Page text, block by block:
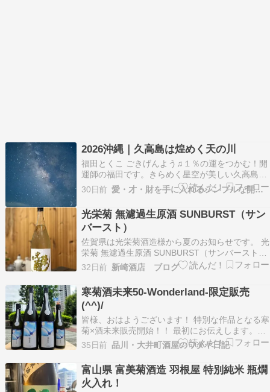
2026沖縄｜久高島は煌めく天の川
福田とくこ ごきげんよう♫１％の運をつかむ！開
運師の福田です。きらめく星空が美しい久高島の
七夕でした 五節句 １月７日 人日（じんじつ）七
草無病息災、邪気祓い七草粥（午前中）にいただ
く ３月３日 人巳（じょうし）桃女性の厄祓い、
女難除けちらし寿司、ハマグリの潮汁 ５月５日
端午…
30日前 愛・才・財を手に入れるシンプルな開運法
光栄菊 無濾過生原酒 SUNBURST（サン
バースト）
佐賀県は光栄菊酒造様から夏のお知らせです。 光
栄菊 無濾過生原酒 SUNBURST（サンバースト）
初年度から光栄菊の夏のアイテムとしてリリース
している酸味にフォーカスした「サン（酸）バー
スト」です。⁡毎年酸味の特徴を変えるようトライ
しており、今シーズンはキリっとした酸味が特
徴…
32日前 新崎酒店 ブログ
寒菊酒未来50-Wonderland-限定販売
(^^)/
皆様、おはようございます！ 特別な作品となる寒
菊×酒未来販売開始！！ 最初にお伝えします。こ
のお酒は生産量が非常に少ないです。 そのためお
1人様2本までの販売とさせて頂きます。 そし
て、味わいも抜群の美味しさを誇ります。 皆様、
内緒ですよ。 大変希少な酒未来を今回は・・・
≪「…
35日前 品川・大井町酒屋のワダヤ日記
富山県 富美菊酒造 羽根屋 特別純米 瓶燗
火入れ！